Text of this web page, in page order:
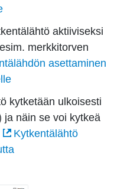
aktiiviseksi
merkkitorven
asettaminen
kytketään ulkoisesti
ja näin se voi kytkeä
Kytkentälähtö